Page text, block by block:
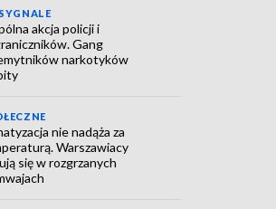
akcja policji i
Gang
narkotyków
nie nadąża za
Warszawiacy
się w rozgrzanych